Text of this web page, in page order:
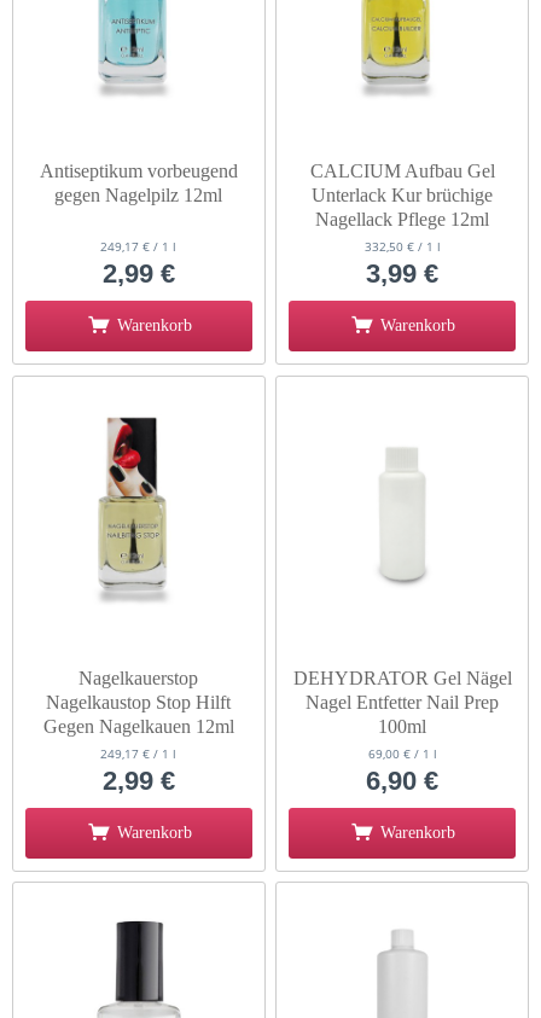
Antiseptikum vorbeugend
gegen Nagelpilz 12ml
249,17 € / 1 l
2,99 €
Warenkorb
CALCIUM Aufbau Gel
Unterlack Kur brüchige
Nagellack Pflege 12ml
332,50 € / 1 l
3,99 €
Warenkorb
Nagelkauerstop
Nagelkaustop Stop Hilft
Gegen Nagelkauen 12ml
249,17 € / 1 l
2,99 €
Warenkorb
DEHYDRATOR Gel Nägel
Nagel Entfetter Nail Prep
100ml
69,00 € / 1 l
6,90 €
Warenkorb